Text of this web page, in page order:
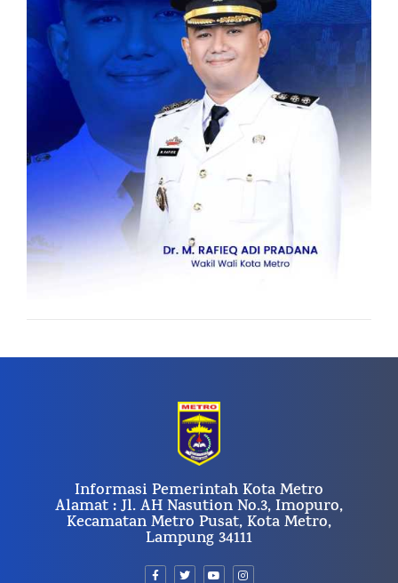
Informasi Pemerintah Kota Metro
Alamat : Jl. AH Nasution No.3, Imopuro,
Kecamatan Metro Pusat, Kota Metro,
Lampung 34111